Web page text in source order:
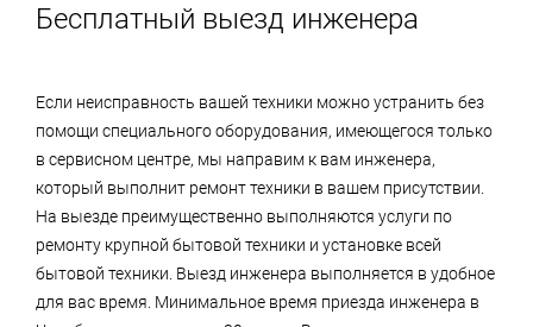
Бесплатный выезд инженера
Если неисправность вашей техники можно устранить без
помощи специального оборудования, имеющегося только
в сервисном центре, мы направим к вам инженера,
который выполнит ремонт техники в вашем присутствии.
На выезде преимущественно выполняются услуги по
ремонту крупной бытовой техники и установке всей
бытовой техники. Выезд инженера выполняется в удобное
для вас время. Минимальное время приезда инженера в